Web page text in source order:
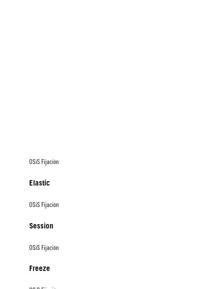
OSiS Fijación
Elastic
OSiS Fijación
Session
OSiS Fijación
Freeze